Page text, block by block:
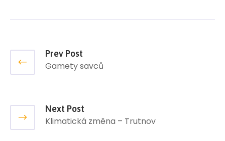
Prev Post
Gamety savců
Next Post
Klimatická změna – Trutnov